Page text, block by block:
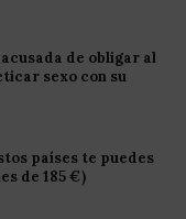
de obligar al
sexo con su
países te puedes
de 185 €)